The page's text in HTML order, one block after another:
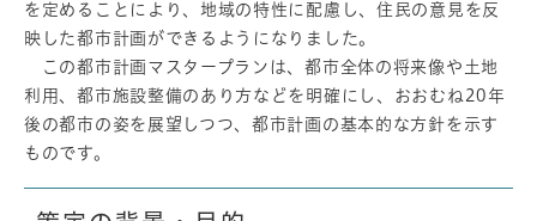
を定めることにより、地域の特性に配慮し、住民の意見を反
映した都市計画ができるようになりました。
この都市計画マスタープランは、都市全体の将来像や土地
利用、都市施設整備のあり方などを明確にし、おおむね20年
後の都市の姿を展望しつつ、都市計画の基本的な方針を示す
ものです。